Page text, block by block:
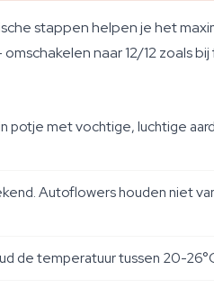
stappen helpen je het
naar 12/12 zoals
met vochtige, luchtige
Autoflowers houden niet
de temperatuur tussen 20-